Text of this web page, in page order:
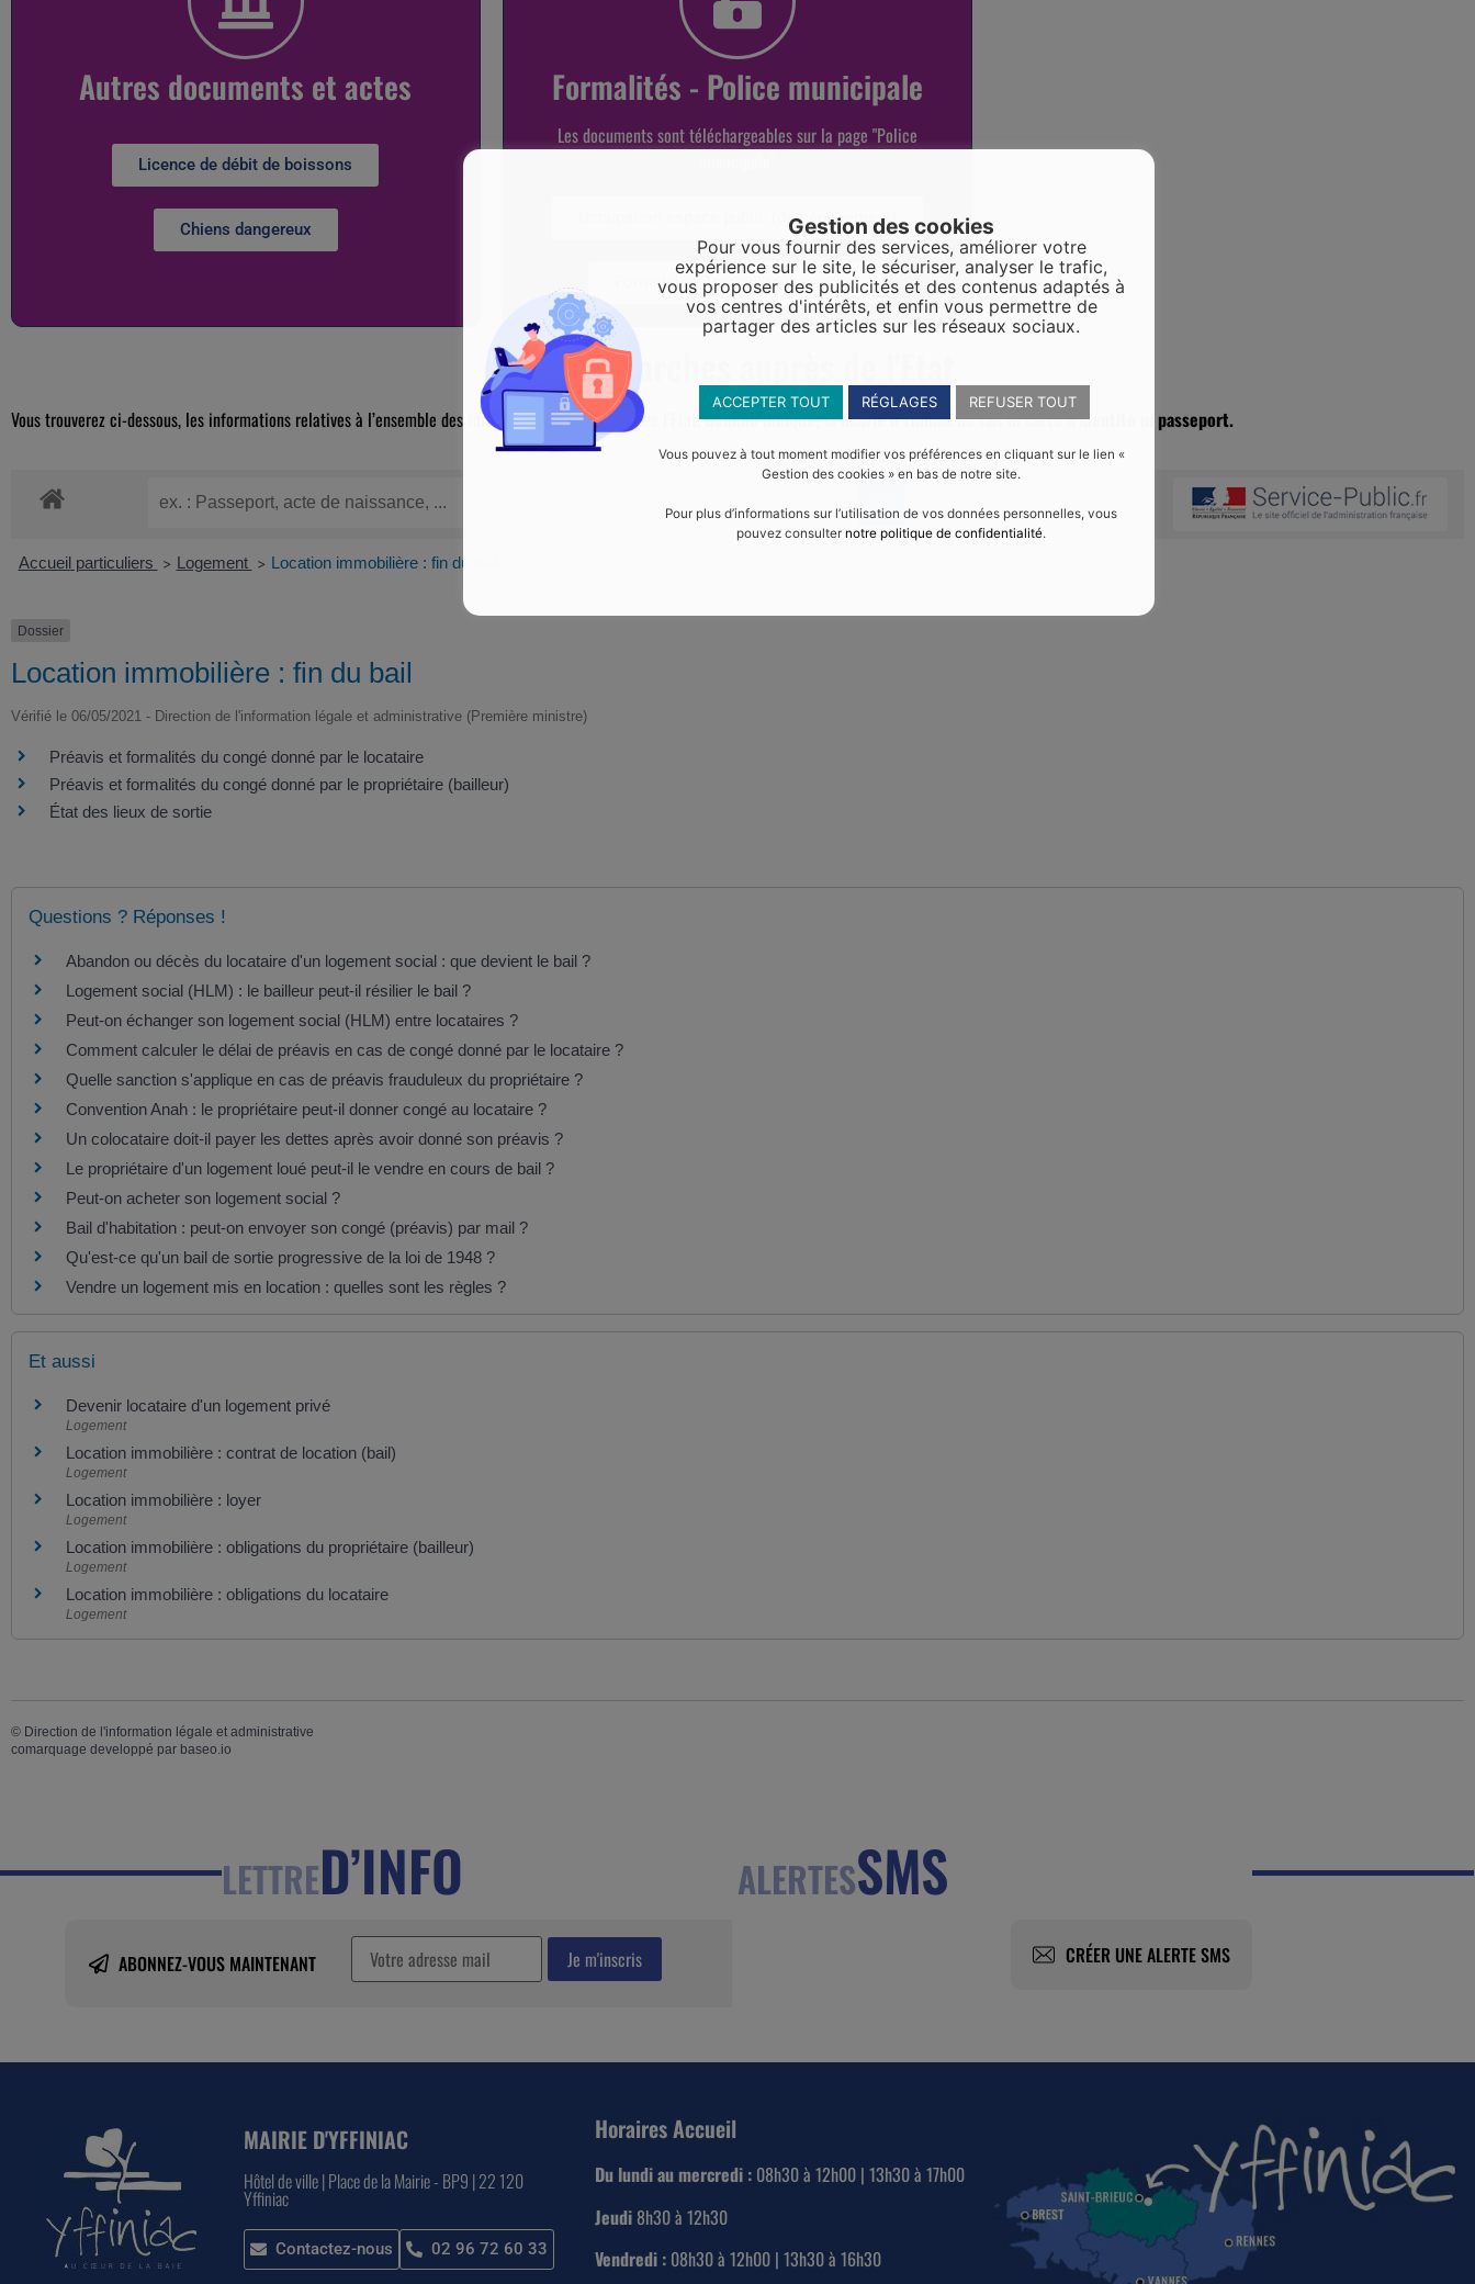
Autres documents et actes
Licence de débit de boissons
Chiens dangereux
Formalités - Police municipale
Les documents sont téléchargeables sur la page "Police
Occupation espace public (déménagement)
Formulaire "Tranquilité vacances"
Vos démarches auprès de l'Etat
Vous trouverez ci-dessous, les informations relatives à l’ensemble des formalités administratives de l’Etat.Comme indiqué, la mairie d’Yffiniac ne fait ni carte d’identité ni passeport.
Accueil particuliers > Logement > Location immobilière : fin du bail
Dossier
Location immobilière : fin du bail
Vérifié le 06/05/2021 - Direction de l'information légale et administrative (Première ministre)
Préavis et formalités du congé donné par le locataire
Préavis et formalités du congé donné par le propriétaire (bailleur)
État des lieux de sortie
Questions ? Réponses !
Abandon ou décès du locataire d'un logement social : que devient le bail ?
Logement social (HLM) : le bailleur peut-il résilier le bail ?
Peut-on échanger son logement social (HLM) entre locataires ?
Comment calculer le délai de préavis en cas de congé donné par le locataire ?
Quelle sanction s'applique en cas de préavis frauduleux du propriétaire ?
Convention Anah : le propriétaire peut-il donner congé au locataire ?
Un colocataire doit-il payer les dettes après avoir donné son préavis ?
Le propriétaire d'un logement loué peut-il le vendre en cours de bail ?
Peut-on acheter son logement social ?
Bail d'habitation : peut-on envoyer son congé (préavis) par mail ?
Qu'est-ce qu'un bail de sortie progressive de la loi de 1948 ?
Vendre un logement mis en location : quelles sont les règles ?
Et aussi
Devenir locataire d'un logement privé
Logement
Location immobilière : contrat de location (bail)
Logement
Location immobilière : loyer
Logement
Location immobilière : obligations du propriétaire (bailleur)
Logement
Location immobilière : obligations du locataire
Logement
© Direction de l'information légale et administrative
comarquage developpé par baseo.io
LETTRED’INFO
ABONNEZ-VOUS MAINTENANT
ALERTESSMS
CRÉER UNE ALERTE SMS
MAIRIE D'YFFINIAC
Hôtel de ville | Place de la Mairie - BP9 | 22 120
Yffiniac
Contactez-nous 02 96 72 60 33
Horaires Accueil
Du lundi au mercredi :08h30 à 12h00 | 13h30 à 17h00
Jeudi8h30 à 12h30
Vendredi :08h30 à 12h00 | 13h30 à 16h30
Gestion des cookies
Pour vous fournir des services, améliorer votre
expérience sur le site, le sécuriser, analyser le trafic,
vous proposer des publicités et des contenus adaptés à
vos centres d'intérêts, et enfin vous permettre de
partager des articles sur les réseaux sociaux.
ACCEPTER TOUT RÉGLAGES REFUSER TOUT
Vous pouvez à tout moment modifier vos préférences en cliquant sur le lien «
Gestion des cookies » en bas de notre site.
Pour plus d’informations sur l’utilisation de vos données personnelles, vous
pouvez consulter notre politique de confidentialité.